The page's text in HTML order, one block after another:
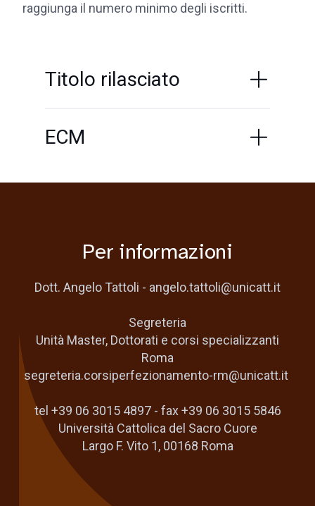
raggiunga il numero minimo degli iscritti.
Titolo rilasciato
ECM
Per informazioni
Dott. Angelo Tattoli - angelo.tattoli@unicatt.it
Segreteria
Unità Master, Dottorati e corsi specializzanti
Roma
segreteria.corsiperfezionamento-rm@unicatt.it
tel +39 06 3015 4897 - fax +39 06 3015 5846
Università Cattolica del Sacro Cuore
Largo F. Vito 1, 00168 Roma